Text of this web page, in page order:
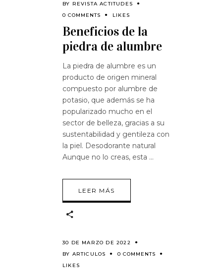
BY REVISTA ACTITUDES
0 COMMENTS
LIKES
Beneficios de la
piedra de alumbre
La piedra de alumbre es un
producto de origen mineral
compuesto por alumbre de
potasio, que además se ha
popularizado mucho en el
sector de belleza, gracias a su
sustentabilidad y gentileza con
la piel. Desodorante natural
Aunque no lo creas, esta
LEER MÁS
30 DE MARZO DE 2022
BY ARTICULOS
0 COMMENTS
LIKES